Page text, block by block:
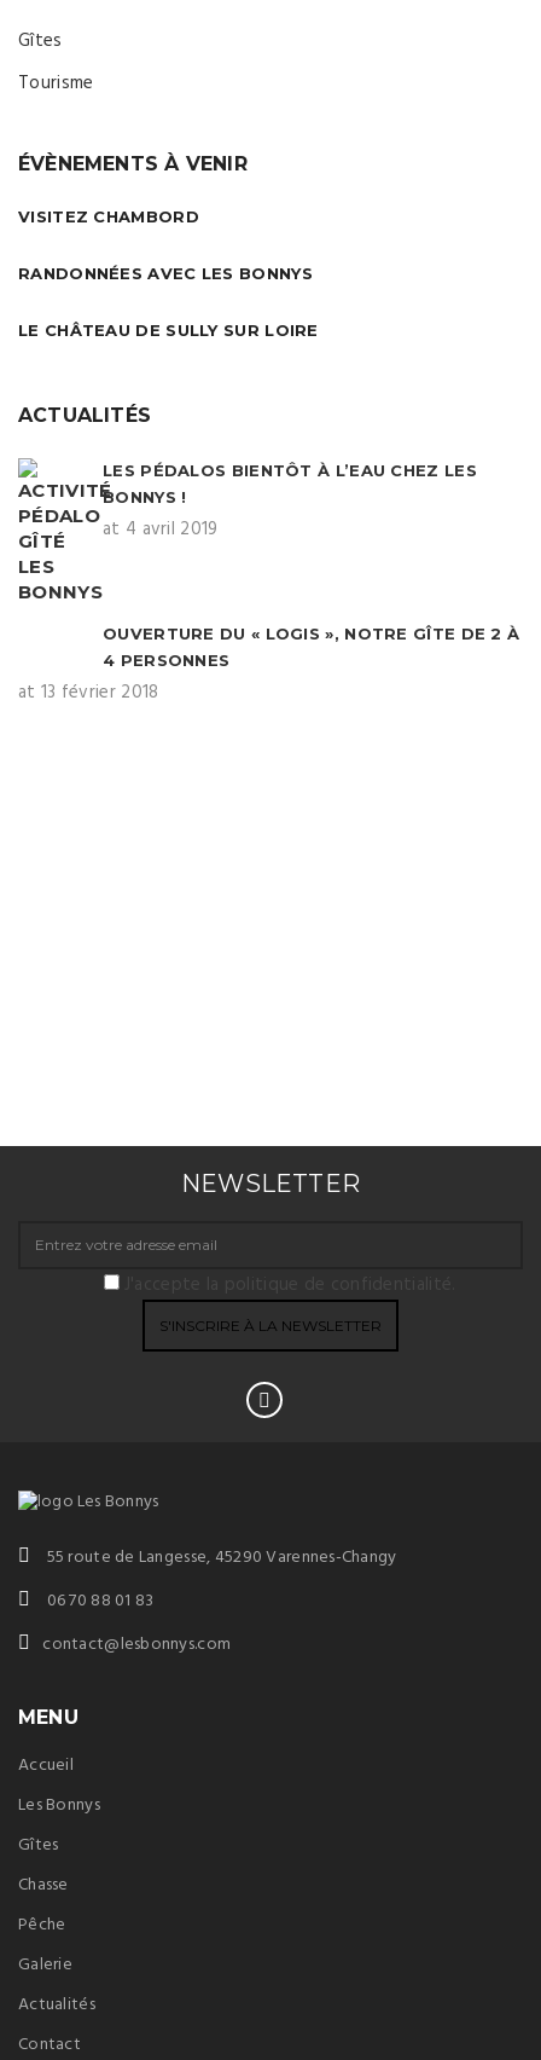
Gîtes
Tourisme
ÉVÈNEMENTS À VENIR
VISITEZ CHAMBORD
RANDONNÉES AVEC LES BONNYS
LE CHÂTEAU DE SULLY SUR LOIRE
ACTUALITÉS
LES PÉDALOS BIENTÔT À L’EAU CHEZ LES
BONNYS !
at 4 avril 2019
OUVERTURE DU « LOGIS », NOTRE GÎTE DE 2 À
4 PERSONNES
at 13 février 2018
NEWSLETTER
J'accepte la politique de confidentialité.
55 route de Langesse, 45290 Varennes-Changy
06 70 88 01 83
contact@lesbonnys.com
MENU
Accueil
Les Bonnys
Gîtes
Chasse
Pêche
Galerie
Actualités
Contact